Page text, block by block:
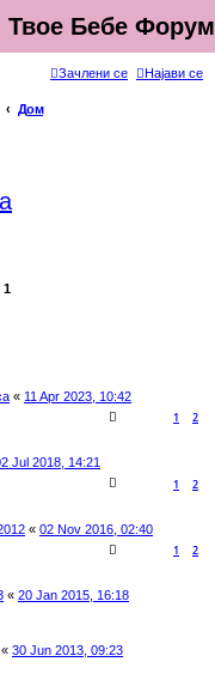
Твое Бебе Форум
Најави се
Зачлени се
Дом
1
« 11 Apr 2023, 10:42
1 2
Jul 2018, 14:21
1 2
« 02 Nov 2016, 02:40
1 2
« 20 Jan 2015, 16:18
« 30 Jun 2013, 09:23